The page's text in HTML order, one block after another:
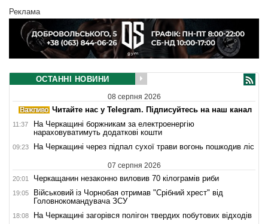
Реклама
ОСТАННІ НОВИНИ
08 серпня 2026
Читайте нас у Telegram. Підписуйтесь на наш канал
11:37
На Черкащині боржникам за електроенергію
нараховуватимуть додаткові кошти
09:23 На Черкащині через підпал сухої трави вогонь пошкодив ліс
07 серпня 2026
20:01 Черкащанин незаконно виловив 70 кілограмів риби
19:05
Військовий із Чорнобая отримав "Срібний хрест" від
Головнокомандувача ЗСУ
18:08 На Черкащині загорівся полігон твердих побутових відходів